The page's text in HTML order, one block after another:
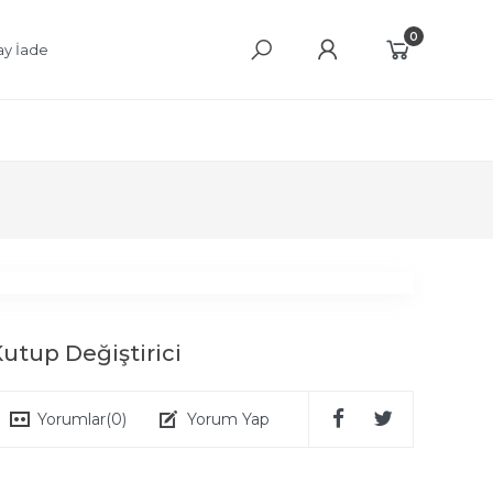
İade
0
Değiştirici
Yorumlar(0) Yorum Yap